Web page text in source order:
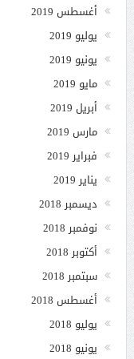
أغسطس 2019
يوليو 2019
يونيو 2019
مايو 2019
أبريل 2019
مارس 2019
فبراير 2019
يناير 2019
ديسمبر 2018
نوفمبر 2018
أكتوبر 2018
سبتمبر 2018
أغسطس 2018
يوليو 2018
يونيو 2018